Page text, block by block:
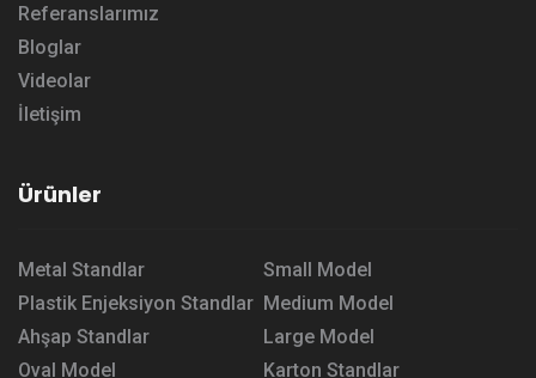
Referanslarımız
Bloglar
Videolar
İletişim
Ürünler
Metal Standlar
Small Model
Plastik Enjeksiyon Standlar Medium Model
Ahşap Standlar
Large Model
Oval Model
Karton Standlar